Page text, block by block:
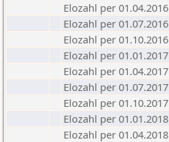
Elozahl per 01.04.2016
Elozahl per 01.07.2016
Elozahl per 01.10.2016
Elozahl per 01.01.2017
Elozahl per 01.04.2017
Elozahl per 01.07.2017
Elozahl per 01.10.2017
Elozahl per 01.01.2018
Elozahl per 01.04.2018